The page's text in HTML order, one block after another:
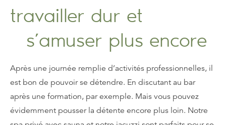
travailler dur et
s’amuser plus encore
Après une journée remplie d’activités professionnelles, il
est bon de pouvoir se détendre. En discutant au bar
après une formation, par exemple. Mais vous pouvez
évidemment pousser la détente encore plus loin. Notre